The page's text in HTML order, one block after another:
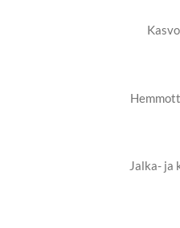
Jalka- ja